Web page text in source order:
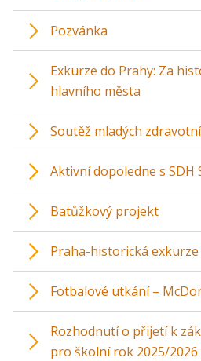
Pozvánka
Exkurze do Prahy: Za
hlavního města
Soutěž mladých
Aktivní dopoledne s SDH
Batůžkový projekt
Praha-historická exkurze
Fotbalové utkání –
Rozhodnutí o přijetí k
pro školní rok 2025/2026